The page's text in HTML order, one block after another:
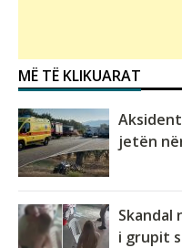
MË TË KLIKUARAT
jetën
Skandal
i grupit